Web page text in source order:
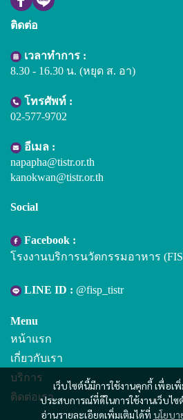
เว็บไซต์นี้มีการใช้งานคุกกี้ เพื่อ
ประสบการณ์ที่ดีในการใช้งานเว็บไ
อ่านรายละเอียดเพิ่มเติมได้ที่ นโยบ
ติดต่อ
เวลาทำการ :
8.30 - 16.30 น. (หยุด ส. อา)
โทรศัพท์ :
02-577-9702
อีเมล :
napapha@tistr.or.th
kanokwan@tistr.or.th
Social
Facebook :
โรงงานบริการนวัตกรรมอาหาร
LINE ID : @fisp_tistr
Menu
หน้าแรก
เกี่ยวกับเรา
บริการ
ติดต่อเรา